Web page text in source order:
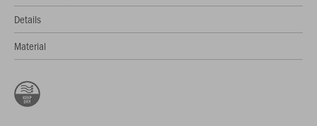
Details
Material